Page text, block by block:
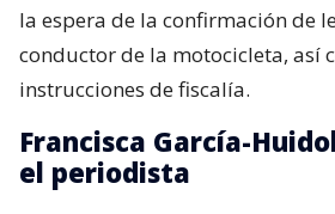
la espera de la confirmación de
conductor de la motocicleta, así
instrucciones de fiscalía.
Francisca García-
el periodista